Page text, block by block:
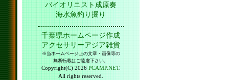
バイオリニスト成原奏
海水魚釣り掘り
千葉県ホームページ作成
アクセサリーアジア雑貨
※当ホームページ上の文章・画像等の
無断転載はご遠慮下さい。
Copyright(C) 2026 PCAMP.NET.
All rights reserved.